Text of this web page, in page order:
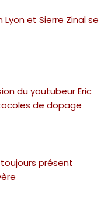
et Sierre Zinal se
du youtubeur Eric
de dopage
présent